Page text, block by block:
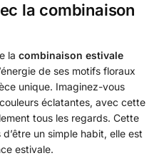
la combinaison
la combinaison estivale
de ses motifs floraux
unique. Imaginez-vous
éclatantes, avec cette
tous les regards. Cette
un simple habit, elle est
estivale.